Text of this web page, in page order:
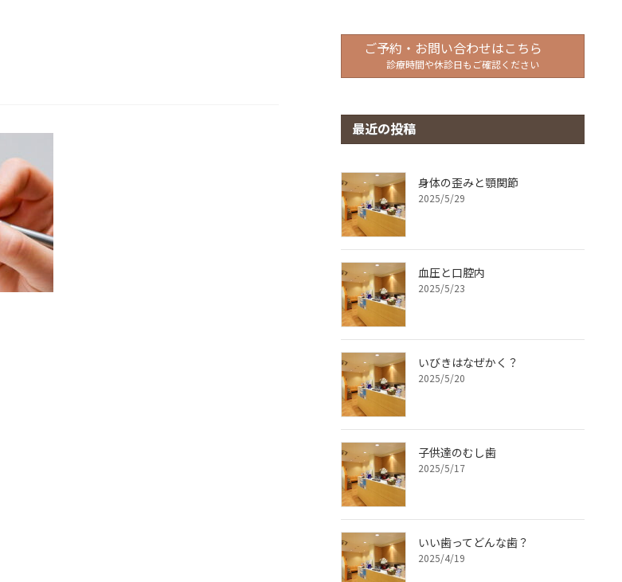
ご予約・お問い合わせはこちら
診療時間や休診日もご確認ください
最近の投稿
身体の歪みと顎関節
2025/5/29
血圧と口腔内
2025/5/23
いびきはなぜかく？
2025/5/20
子供達のむし歯
2025/5/17
いい歯ってどんな歯？
2025/4/19